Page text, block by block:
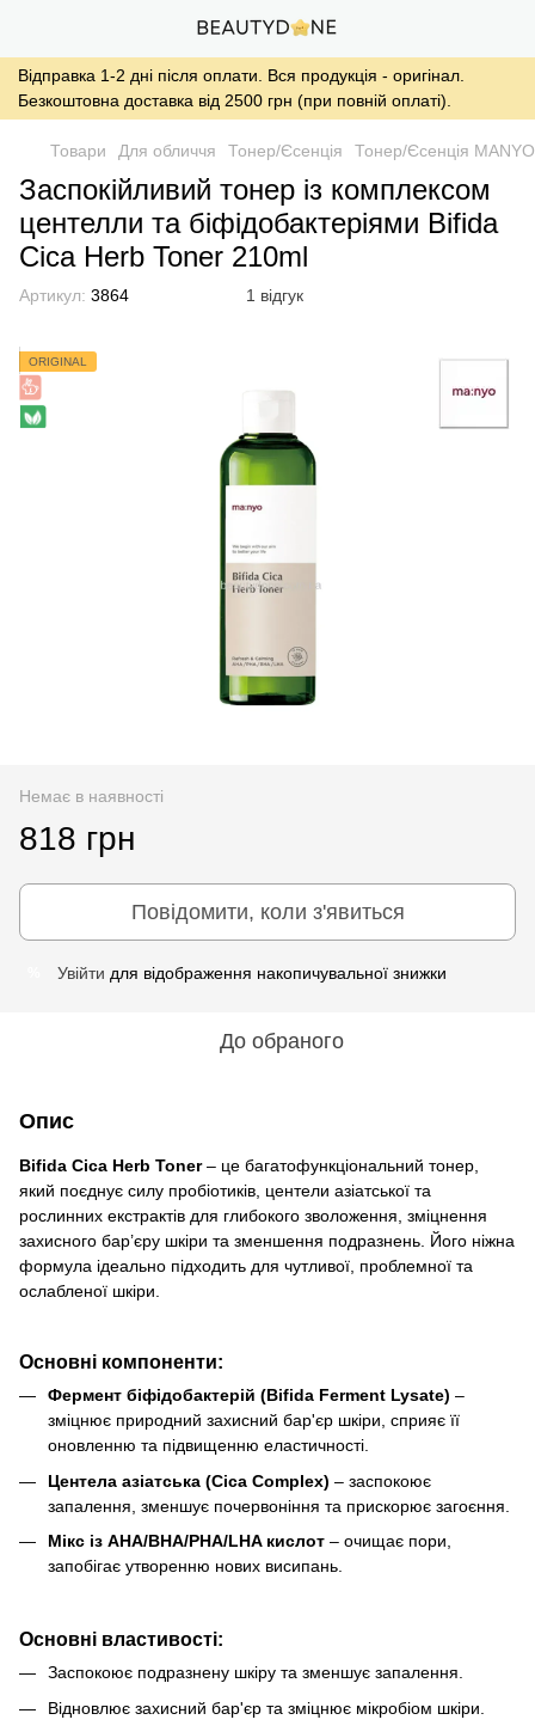
Відправка 1-2 дні після оплати. Вся продукція - оригінал.
Безкоштовна доставка від 2500 грн (при повній оплаті).
Товари Для обличчя Тонер/Єсенція Тонер/Єсенція MANYO
Заспокійливий тонер із комплексом
центелли та біфідобактеріями Bifida
Cica Herb Toner 210ml
Артикул: 3864 1 відгук
ORIGINAL
Немає в наявності
818 грн
Повідомити, коли з'явиться
Увійти для відображення накопичувальної знижки
До обраного
Опис
Bifida Cica Herb Toner– це багатофункціональний тонер,
який поєднує силу пробіотиків, центели азіатської та
рослинних екстрактів для глибокого зволоження, зміцнення
захисного бар’єру шкіри та зменшення подразнень. Його ніжна
формула ідеально підходить для чутливої, проблемної та
ослабленої шкіри.
Основні компоненти:
Фермент біфідобактерій (Bifida Ferment Lysate) –
зміцнює природний захисний бар'єр шкіри, сприяє її
оновленню та підвищенню еластичності.
Центела азіатська (Cica Complex) – заспокоює
запалення, зменшує почервоніння та прискорює загоєння.
Мікс із AHA/BHA/PHA/LHA кислот – очищає пори,
запобігає утворенню нових висипань.
Основні властивості:
Заспокоює подразнену шкіру та зменшує запалення.
Відновлює захисний бар'єр та зміцнює мікробіом шкіри.